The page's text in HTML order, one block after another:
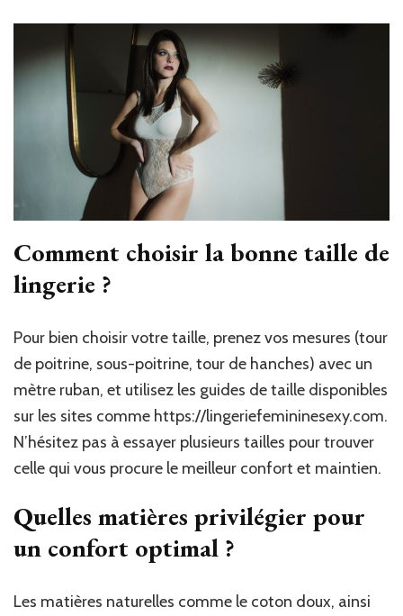
Comment choisir la bonne taille de
lingerie ?
Pour bien choisir votre taille, prenez vos mesures (tour
de poitrine, sous-poitrine, tour de hanches) avec un
mètre ruban, et utilisez les guides de taille disponibles
sur les sites comme https://lingeriefemininesexy.com.
N’hésitez pas à essayer plusieurs tailles pour trouver
celle qui vous procure le meilleur confort et maintien.
Quelles matières privilégier pour
un confort optimal ?
Les matières naturelles comme le coton doux, ainsi